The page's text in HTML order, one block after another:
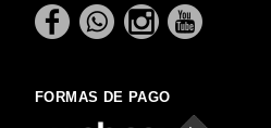
FORMAS DE PAGO